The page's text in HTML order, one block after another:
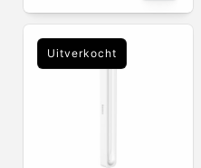
prijs
Uitverkocht